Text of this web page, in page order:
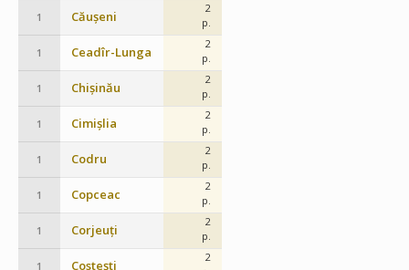
1 Căușeni
2
p.
1 Ceadîr-Lunga
2
p.
1 Chișinău
2
p.
1 Cimișlia
2
p.
1 Codru
2
p.
1 Copceac
2
p.
1 Corjeuți
2
p.
1 Costești
2